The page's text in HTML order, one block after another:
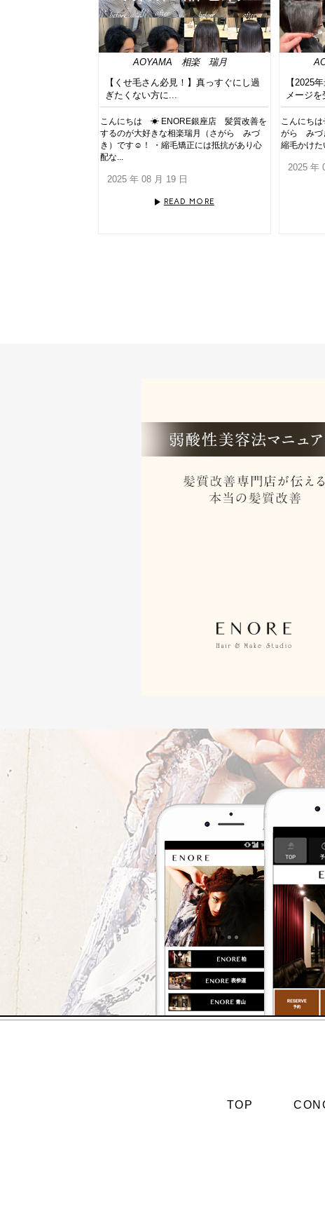
AOYAMA 相楽 瑞月
【くせ毛さん必見！】真っすぐにし過
ぎたくない方に...
こんにちは ☀︎ ENORE銀座店 髪質改善を
するのが大好きな相楽瑞月（さがら みづ
き）です☺︎！ ・縮毛矯正には抵抗があり心
配な...
2025 年 08 月 19 日
READ MORE
【2025
メージを
こんにち
がら みづ
縮毛かけた
2025 年
TOP